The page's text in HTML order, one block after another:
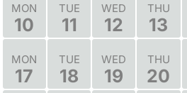
MON
10
TUE
11
WED
12
THU
13
MON
17
TUE
18
WED
19
THU
20